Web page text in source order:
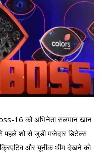
16 को अभिनेता सलमान खान
पहले शो से जुड़ी मजेदार डिटेल्स
और यूनीक थीम देखने को